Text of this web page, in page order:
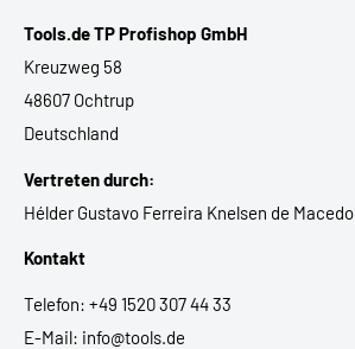
Tools.de TP Profishop GmbH
Kreuzweg 58
48607 Ochtrup
Deutschland
Vertreten durch:
Hélder Gustavo Ferreira Knelsen de Macedo
Kontakt
Telefon: +49 1520 307 44 33
E-Mail: info@tools.de